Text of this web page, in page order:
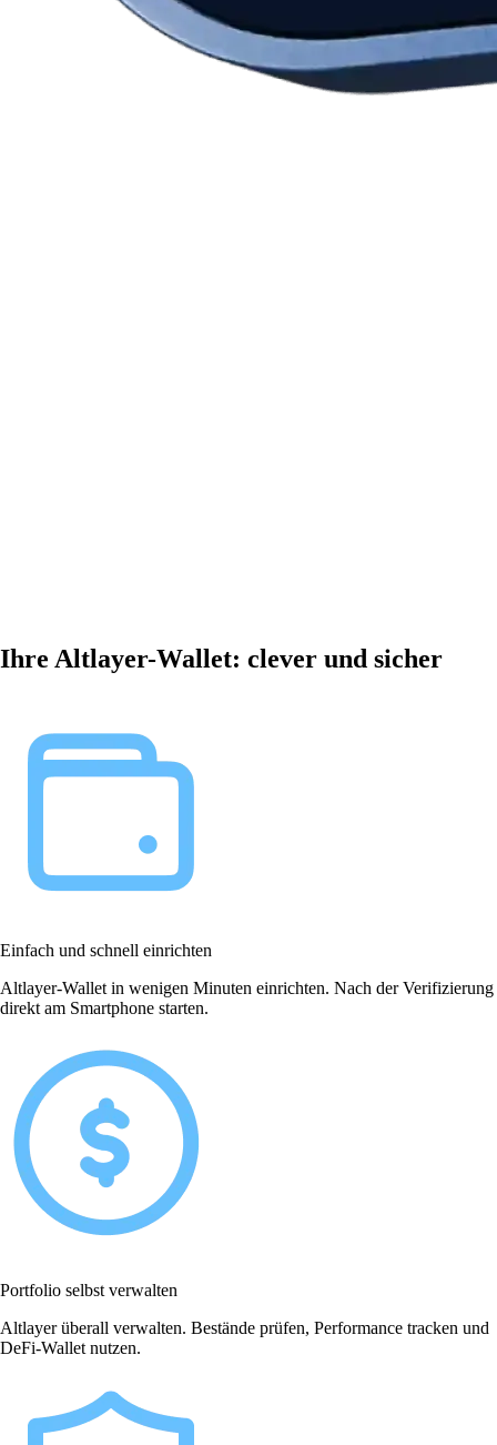
Ihre Altlayer-Wallet: clever und sicher
Einfach und schnell einrichten
Altlayer-Wallet in wenigen Minuten einrichten. Nach der Verifizierung
direkt am Smartphone starten.
Portfolio selbst verwalten
Altlayer überall verwalten. Bestände prüfen, Performance tracken und
DeFi-Wallet nutzen.